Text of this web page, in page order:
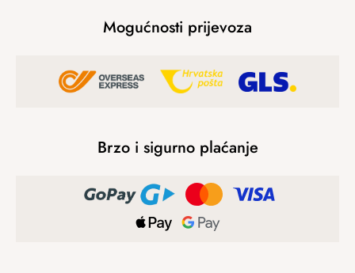
Mogućnosti prijevoza
Brzo i sigurno plaćanje